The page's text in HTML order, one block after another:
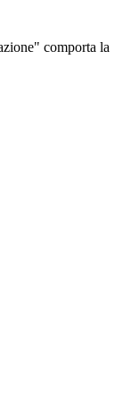
comporta la